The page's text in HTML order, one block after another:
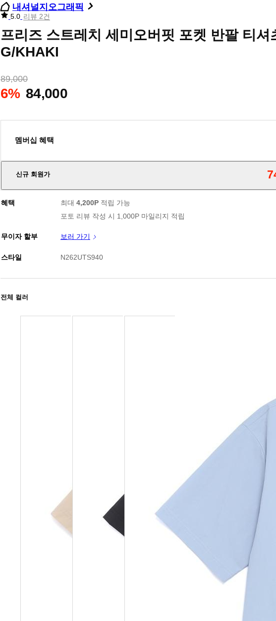
내셔널지오그래픽
리
별
점
5.0 리뷰 2건
프리즈 스트레치 세미오버핏 포켓 반팔 티셔
G/KHAKI
89,000
6% 84,000
멤버십 혜택
신규 회원가
판매가
신규 가입 쿠폰 1만원(3만원 이상 구매시)
혜택 최대 4,200P 적립 가능
포토 리뷰 작성 시 1,000P 마일리지 적립
무이자 할부 보러 가기
스타일 N262UTS940
전체 컬러